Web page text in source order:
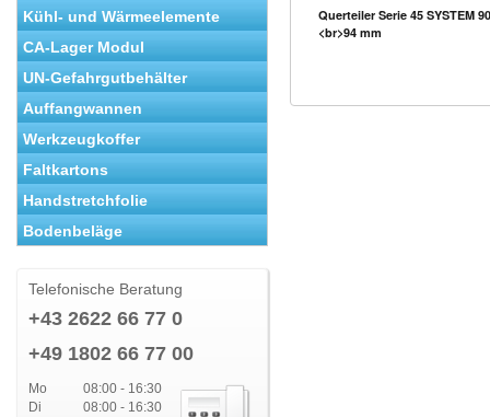
Kühl- und Wärmeelemente
CA-Lager Modul
UN-Gefahrgutbehälter
Auffangwannen
Werkzeugkoffer
Faltkartons
Handstretchfolie
Bodenbeläge
Telefonische Beratung
+43 2622 66 77 0
+49 1802 66 77 00
Mo
08:00 - 16:30
Di
08:00 - 16:30
Querteiler Serie 45 SYSTEM
<br>94 mm